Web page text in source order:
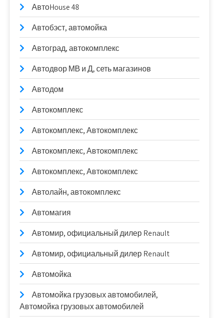
АвтоHouse 48
Автобэст, автомойка
Автоград, автокомплекс
Автодвор МВ и Д, сеть магазинов
Автодом
Автокомплекс
Автокомплекс, Автокомплекс
Автокомплекс, Автокомплекс
Автокомплекс, Автокомплекс
Автолайн, автокомплекс
Автомагия
Автомир, официальный дилер Renault
Автомир, официальный дилер Renault
Автомойка
Автомойка грузовых автомобилей,
Автомойка грузовых автомобилей